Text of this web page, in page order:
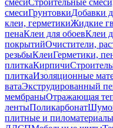
смесиСтроительные
смесиГрунтовкиДобавки
клеи, герметикиЖидкие
пенаКлеи для обоевКлеи
покрытийОчистители,
резьбыКлеиГерметики,
плиткаКирпичи
плиткаИзоляционные
ватаЭкструдированный
мембраныОтражающая
лентыПоликарбонат
плитные и пиломатериалы